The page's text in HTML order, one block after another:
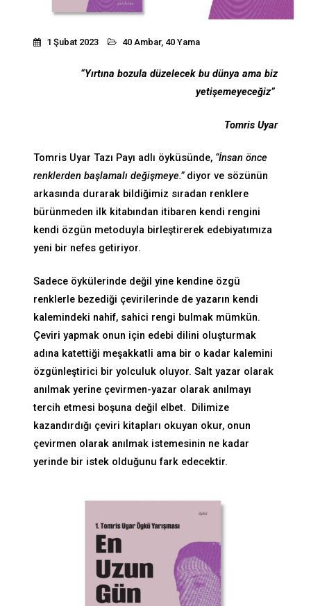
1 Şubat 2023 40 Ambar, 40 Yama
“Yırtına bozula düzelecek bu dünya ama biz
yetişemeyeceğiz”
Tomris Uyar
Tomris Uyar Tazı Payı adlı öyküsünde, “İnsan önce
renklerden başlamalı değişmeye.”diyor ve sözünün
arkasında durarak bildiğimiz sıradan renklere
bürünmeden ilk kitabından itibaren kendi rengini
kendi özgün metoduyla birleştirerek edebiyatımıza
yeni bir nefes getiriyor.
Sadece öykülerinde değil yine kendine özgü
renklerle bezediği çevirilerinde de yazarın kendi
kalemindeki nahif, sahici rengi bulmak mümkün.
Çeviri yapmak onun için edebi dilini oluşturmak
adına katettiği meşakkatli ama bir o kadar kalemini
özgünleştirici bir yolculuk oluyor. Salt yazar olarak
anılmak yerine çevirmen-yazar olarak anılmayı
tercih etmesi boşuna değil elbet. Dilimize
kazandırdığı çeviri kitapları okuyan okur, onun
çevirmen olarak anılmak istemesinin ne kadar
yerinde bir istek olduğunu fark edecektir.